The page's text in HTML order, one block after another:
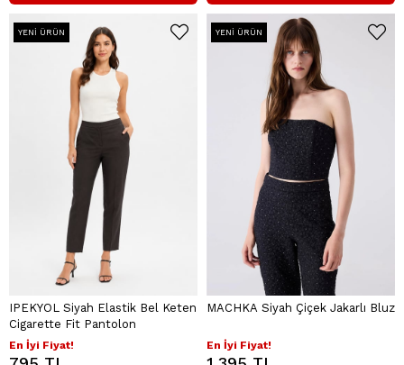
YENI ÜRÜN
IPEKYOL Siyah Elastik Bel Keten
Cigarette Fit Pantolon
En İyi Fiyat!
YENI ÜRÜN
MACHKA Siyah Çiçek Jakarlı Bluz
En İyi Fiyat!